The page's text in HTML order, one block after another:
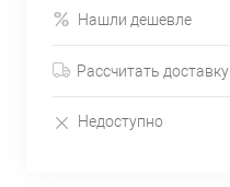
Нашли дешевле
Рассчитать доставку
Недоступно